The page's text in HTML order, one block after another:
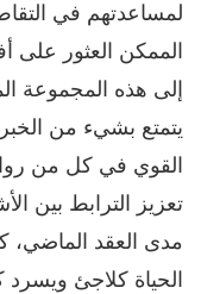
لمساعدتهم في
الممكن العثور على
إلى هذه المجموعة
يتمتع بشيء من الخبرة
القوي في كل من
تعزيز الترابط بين
مدى العقد الماضي،
الحياة كلاجئ